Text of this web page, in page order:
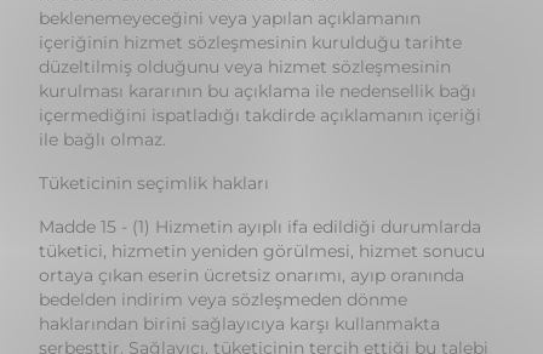
içermediğini ispatladığı takdirde açıklamanın içeriği
ile bağlı olmaz.
Tüketicinin seçimlik hakları
Madde 15 - (1) Hizmetin ayıplı ifa edildiği durumlarda
tüketici, hizmetin yeniden görülmesi, hizmet sonucu
ortaya çıkan eserin ücretsiz onarımı, ayıp oranında
bedelden indirim veya sözleşmeden dönme
haklarından birini sağlayıcıya karşı kullanmakta
serbesttir. Sağlayıcı, tüketicinin tercih ettiği bu talebi
yerine getirmekle yükümlüdür. Seçimlik hakların
kullanılması nedeniyle ortaya çıkan tüm masraflar
sağlayıcı tarafından karşılanır. Tüketici, bu seçimlik
haklarından biri ile birlikte Türk Borçlar Kanunu